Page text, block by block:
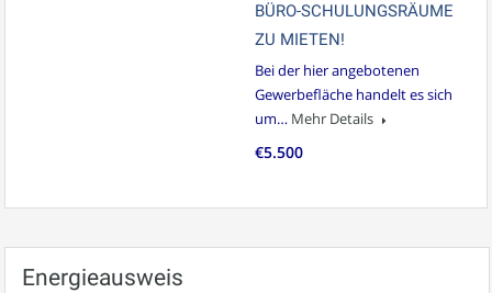
BÜRO-SCHULUNGSRÄUME
ZU MIETEN!
Bei der hier angebotenen
Gewerbefläche handelt es sich
um… Mehr Details
€5.500
Energieausweis